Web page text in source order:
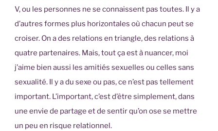
V, ou les personnes ne se connaissent pas toutes. Il y a
d’autres formes plus horizontales où chacun peut se
croiser. On a des relations en triangle, des relations à
quatre partenaires. Mais, tout ça est à nuancer, moi
j’aime bien aussi les amitiés sexuelles ou celles sans
sexualité. Il y a du sexe ou pas, ce n’est pas tellement
important. L’important, c’est d’être simplement, dans
une envie de partage et de sentir qu’on ose se mettre
un peu en risque relationnel.